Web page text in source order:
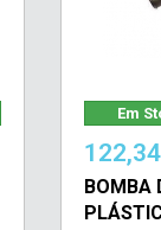
Em
BOMBA